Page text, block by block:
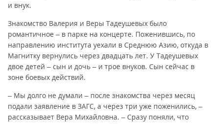
и внук.
Знакомство Валерия и Веры Тадеушевых было
романтичное – в парке на концерте. Поженившись, по
направлению института уехали в Среднюю Азию, откуда в
Магнитку вернулись через двадцать лет. У Тадеушевых
двое детей – сын и дочь – и трое внуков. Сын сейчас в
зоне боевых действий.
– Мы долго не думали – после знакомства через месяц
подали заявление в ЗАГС, а через три уже поженились, –
рассказывает Вера Михайловна. – Сразу поняли, что